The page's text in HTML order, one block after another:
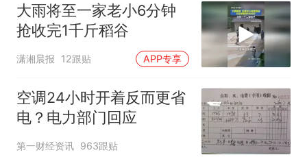
大雨将至一家老小6分钟
抢收完1千斤稻谷
潇湘晨报 12跟贴 APP专享
空调24小时开着反而更省
电？电力部门回应
第一财经资讯 963跟贴